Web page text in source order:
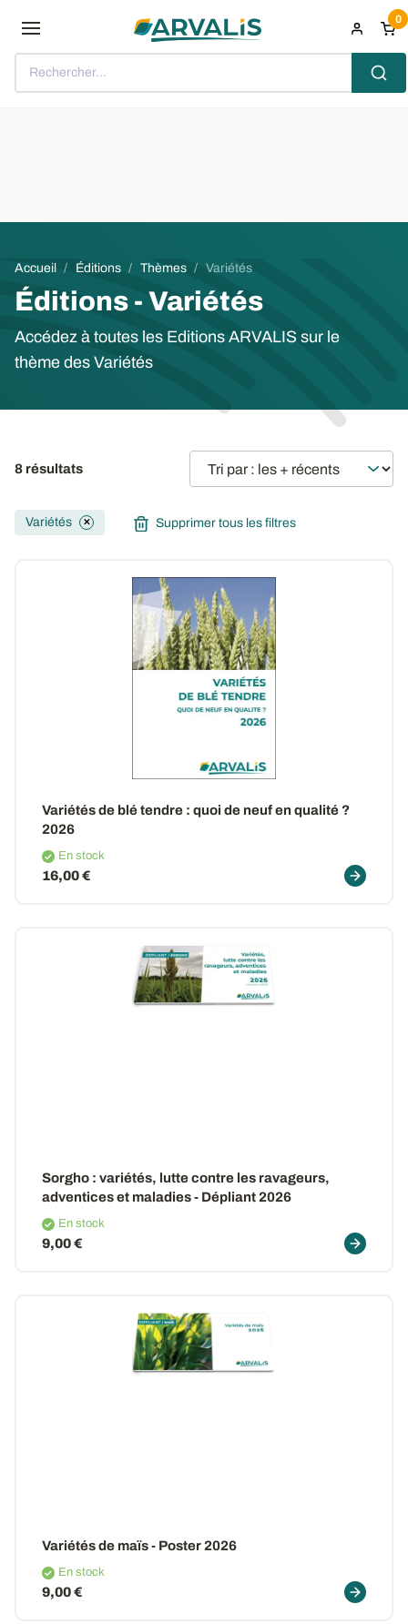
Rechercher...
0
Fil d'Ariane
Accueil Éditions Thèmes Variétés
Éditions - Variétés
Accédez à toutes les Editions ARVALIS sur le
thème des Variétés
8 résultats
Variétés ✕ Supprimer tous les filtres
Variétés de blé tendre : quoi de neuf en qualité ?
2026
En stock
16,00 €
Sorgho : variétés, lutte contre les ravageurs,
adventices et maladies - Dépliant 2026
En stock
9,00 €
Variétés de maïs - Poster 2026
En stock
9,00 €